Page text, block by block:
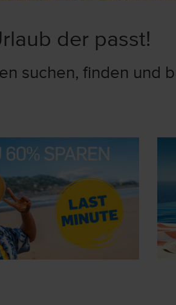
der passt!
suchen, finden und